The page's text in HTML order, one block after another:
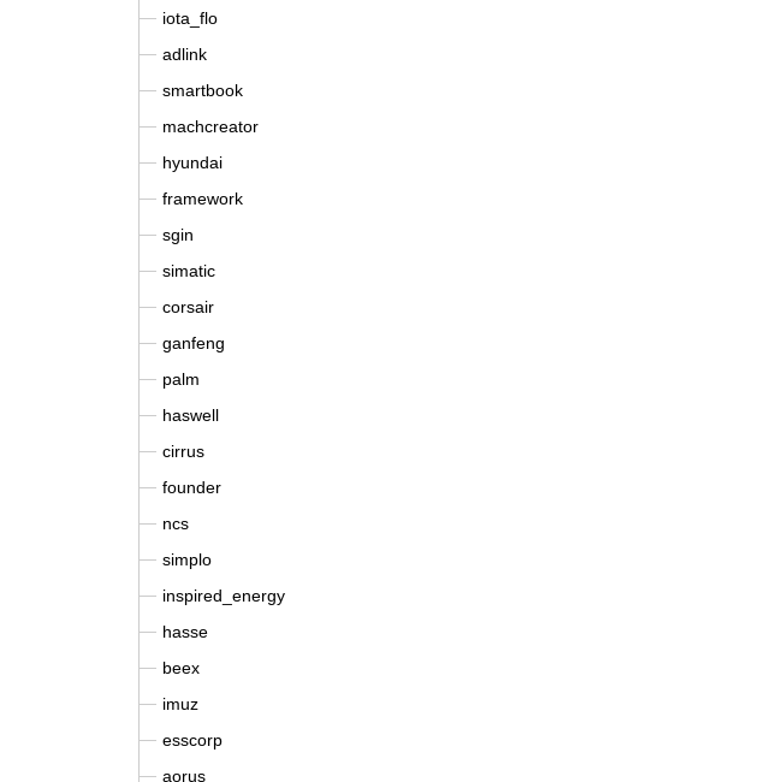
iota_flo
adlink
smartbook
machcreator
hyundai
framework
sgin
simatic
corsair
ganfeng
palm
haswell
cirrus
founder
ncs
simplo
inspired_energy
hasse
beex
imuz
esscorp
aorus